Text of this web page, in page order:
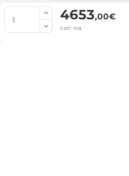
4653,00€
con iva
© Copyright 2022 PepeBar.com |
Condiciones generales de compra |